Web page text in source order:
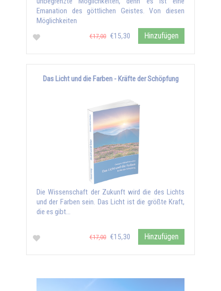
Emanation des göttlichen Geistes. Von diesen
Möglichkeiten
€17,00 €15,30 Hinzufügen
Das Licht und die Farben - Kräfte der Schöpfung
Die Wissenschaft der Zukunft wird die des Lichts
und der Farben sein. Das Licht ist die größte Kraft,
die es gibt...
€17,00 €15,30 Hinzufügen